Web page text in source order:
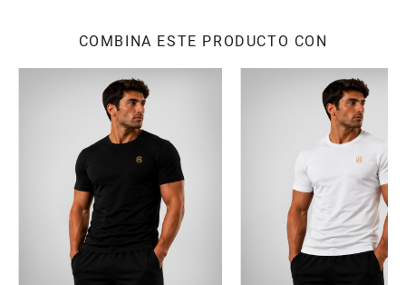
COMBINA ESTE PRODUCTO CON